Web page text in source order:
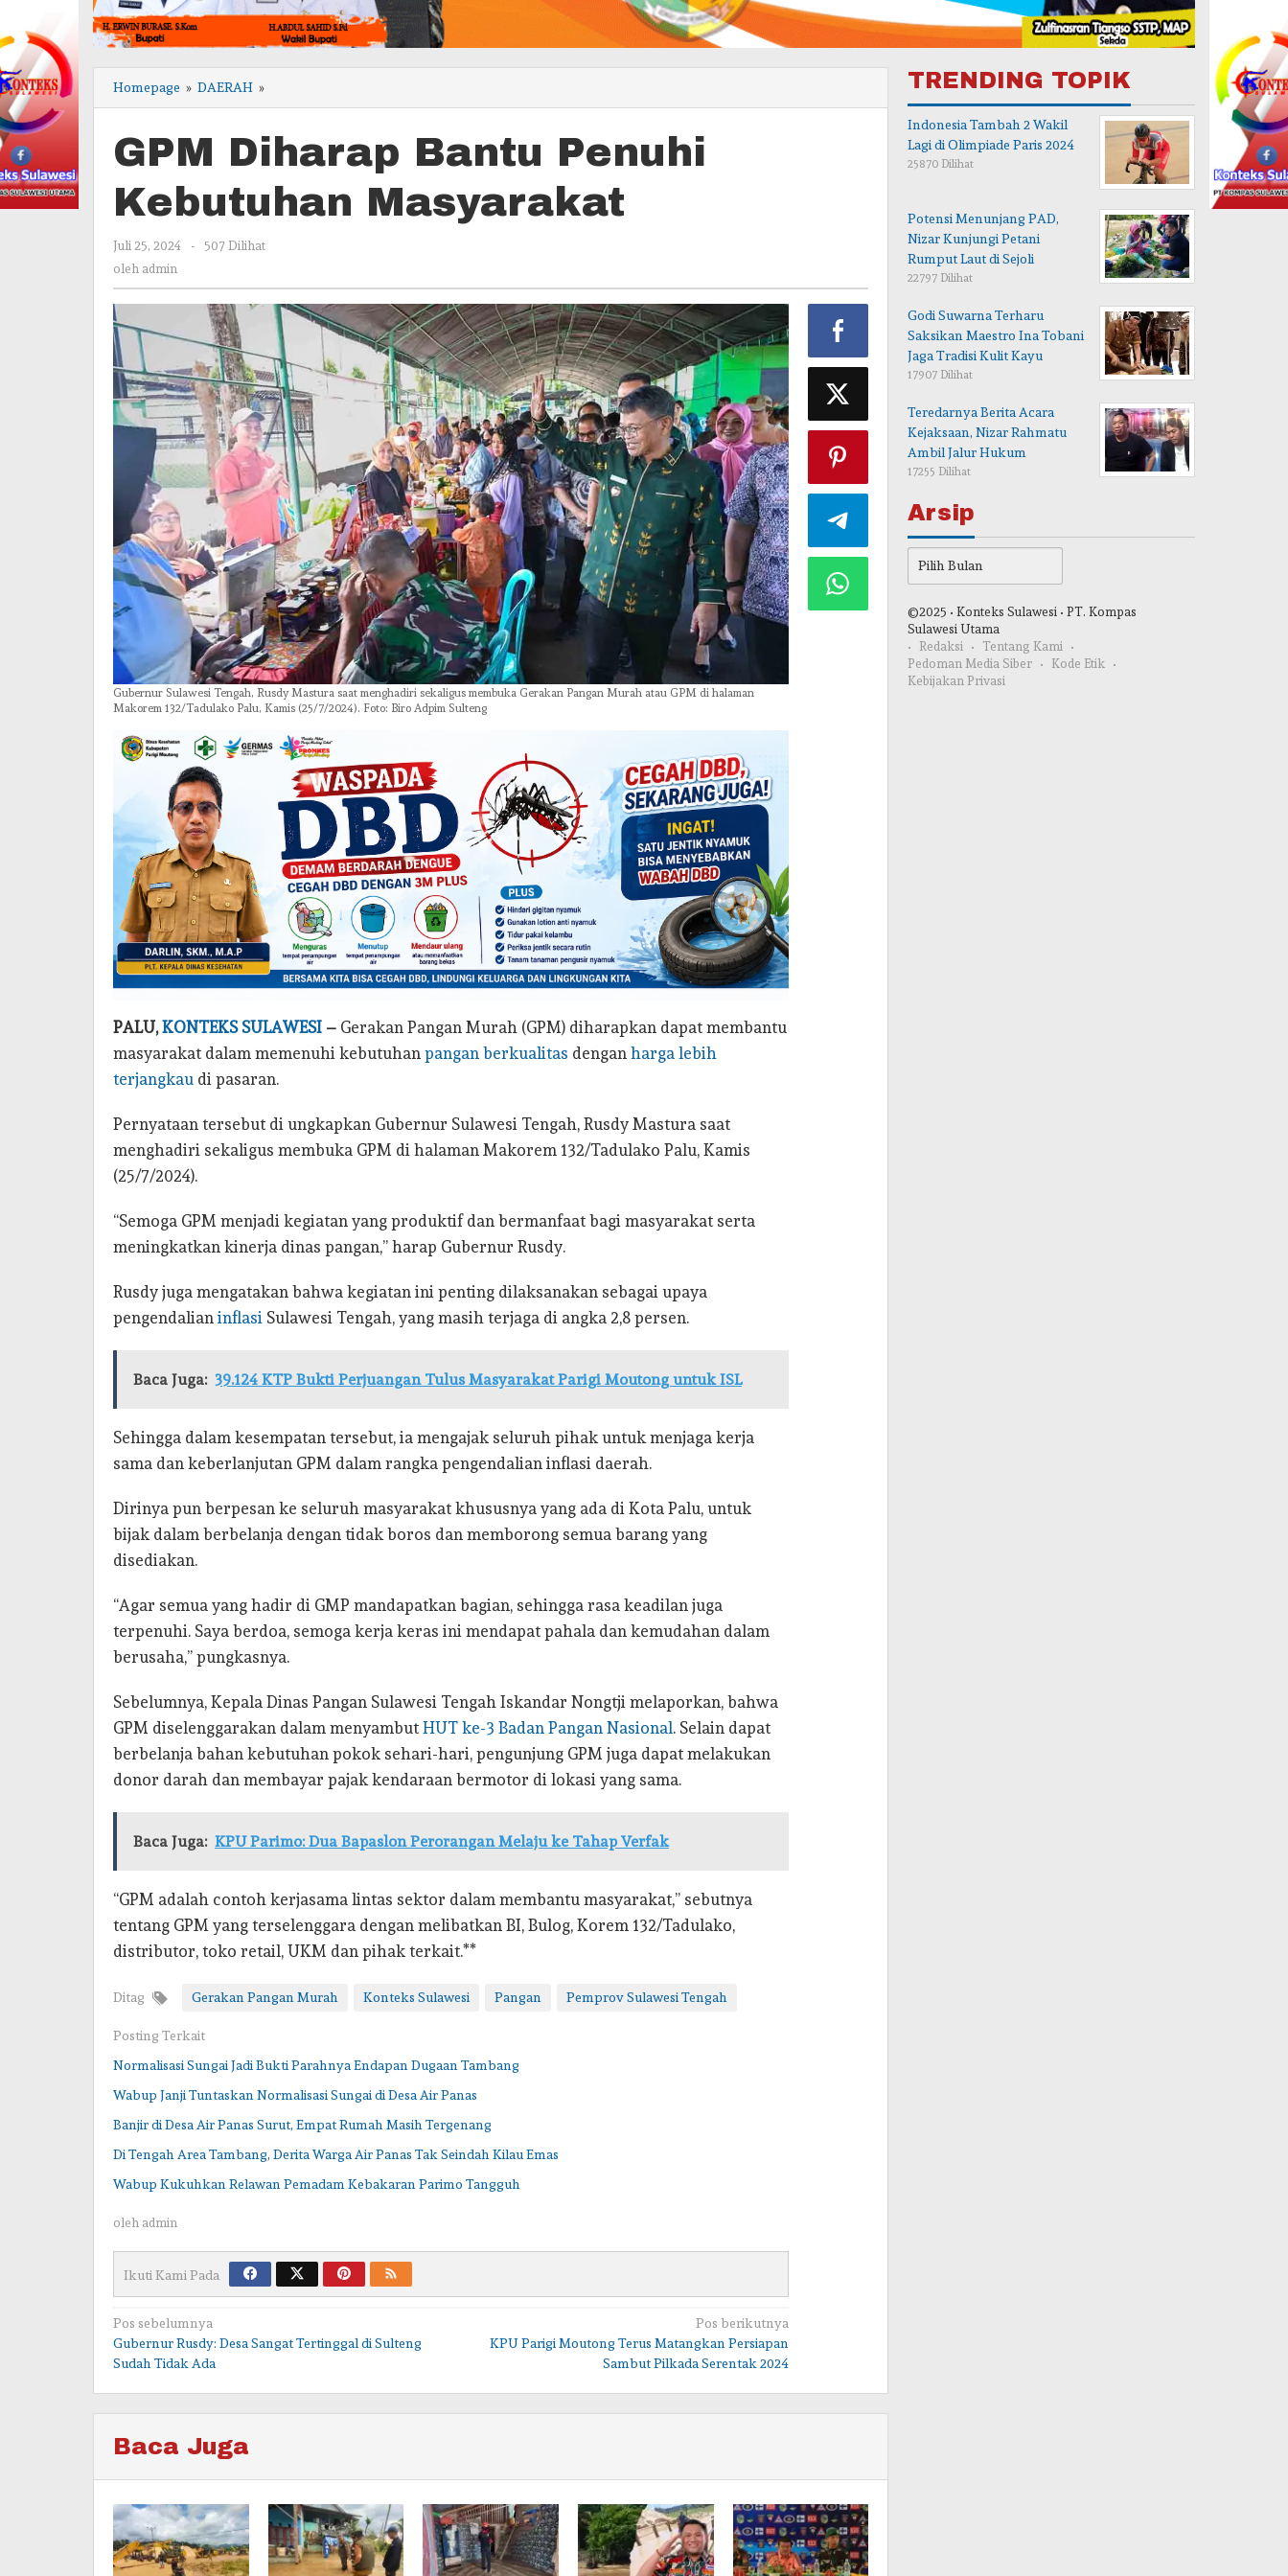
Homepage » DAERAH »
Diharap
Penuhi
Kebutuhan
Masyarakat
GPM Diharap Bantu Penuhi
Kebutuhan Masyarakat
Juli 25, 2024
oleh
-
507 Dilihat
oleh admin
Gubernur Sulawesi Tengah, Rusdy Mastura saat menghadiri sekaligus membuka Gerakan Pangan Murah atau GPM di halaman
Makorem 132/Tadulako Palu, Kamis (25/7/2024). Foto: Biro Adpim Sulteng
PALU,KONTEKS SULAWESI – Gerakan Pangan Murah (GPM) diharapkan dapat membantu
masyarakat dalam memenuhi kebutuhan pangan berkualitas dengan harga lebih
terjangkau di pasaran.
Pernyataan tersebut di ungkapkan Gubernur Sulawesi Tengah, Rusdy Mastura saat
menghadiri sekaligus membuka GPM di halaman Makorem 132/Tadulako Palu, Kamis
(25/7/2024).
“Semoga GPM menjadi kegiatan yang produktif dan bermanfaat bagi masyarakat serta
meningkatkan kinerja dinas pangan,” harap Gubernur Rusdy.
Rusdy juga mengatakan bahwa kegiatan ini penting dilaksanakan sebagai upaya
pengendalian inflasi Sulawesi Tengah, yang masih terjaga di angka 2,8 persen.
Baca Juga: 39.124 KTP Bukti Perjuangan Tulus Masyarakat Parigi Moutong untuk ISL
Sehingga dalam kesempatan tersebut, ia mengajak seluruh pihak untuk menjaga kerja
sama dan keberlanjutan GPM dalam rangka pengendalian inflasi daerah.
Dirinya pun berpesan ke seluruh masyarakat khususnya yang ada di Kota Palu, untuk
bijak dalam berbelanja dengan tidak boros dan memborong semua barang yang
disediakan.
“Agar semua yang hadir di GMP mandapatkan bagian, sehingga rasa keadilan juga
terpenuhi. Saya berdoa, semoga kerja keras ini mendapat pahala dan kemudahan dalam
berusaha,” pungkasnya.
Sebelumnya, Kepala Dinas Pangan Sulawesi Tengah Iskandar Nongtji melaporkan, bahwa
GPM diselenggarakan dalam menyambut HUT ke-3 Badan Pangan Nasional. Selain dapat
berbelanja bahan kebutuhan pokok sehari-hari, pengunjung GPM juga dapat melakukan
donor darah dan membayar pajak kendaraan bermotor di lokasi yang sama.
Baca Juga: KPU Parimo: Dua Bapaslon Perorangan Melaju ke Tahap Verfak
“GPM adalah contoh kerjasama lintas sektor dalam membantu masyarakat,” sebutnya
tentang GPM yang terselenggara dengan melibatkan BI, Bulog, Korem 132/Tadulako,
distributor, toko retail, UKM dan pihak terkait.**
Ditag Gerakan Pangan Murah Konteks Sulawesi Pangan Pemprov Sulawesi Tengah
Posting Terkait
Normalisasi Sungai Jadi Bukti Parahnya Endapan Dugaan Tambang
Wabup Janji Tuntaskan Normalisasi Sungai di Desa Air Panas
Banjir di Desa Air Panas Surut, Empat Rumah Masih Tergenang
Di Tengah Area Tambang, Derita Warga Air Panas Tak Seindah Kilau Emas
Wabup Kukuhkan Relawan Pemadam Kebakaran Parimo Tangguh
oleh admin
Ikuti Kami Pada
Navigasi
pos
Pos sebelumnya
Gubernur Rusdy: Desa Sangat Tertinggal di Sulteng
Sudah Tidak Ada
Pos berikutnya
KPU Parigi Moutong Terus Matangkan Persiapan
Sambut Pilkada Serentak 2024
Baca Juga
TRENDING TOPIK
Indonesia Tambah 2 Wakil
Lagi di Olimpiade Paris 2024
25870 Dilihat
Potensi Menunjang PAD,
Nizar Kunjungi Petani
Rumput Laut di Sejoli
22797 Dilihat
Godi Suwarna Terharu
Saksikan Maestro Ina Tobani
Jaga Tradisi Kulit Kayu
17907 Dilihat
Teredarnya Berita Acara
Kejaksaan, Nizar Rahmatu
Ambil Jalur Hukum
17255 Dilihat
Arsip
©2025 • Konteks Sulawesi • PT. Kompas
Sulawesi Utama
Redaksi
Tentang Kami
Pedoman Media Siber
Kode Etik
Kebijakan Privasi